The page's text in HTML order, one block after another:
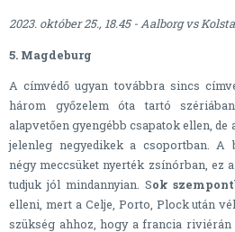
2023. október 25., 18.45 - Aalborg vs
5. Magdeburg
A címvédő ugyan továbbra sincs
három győzelem óta tartó
alapvetően gyengébb csapatok ellen, de
jelenleg negyedikek a csoportban. A
négy meccsüket nyerték zsínórban, ez
tudjuk jól mindannyian. Sok
elleni, mert a Celje, Porto, Plock után
szükség ahhoz, hogy a francia riviérán